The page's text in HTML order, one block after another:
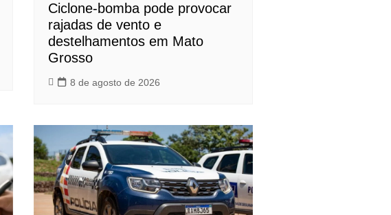
Ciclone-bomba pode provocar
rajadas de vento e
destelhamentos em Mato
Grosso
8 de agosto de 2026